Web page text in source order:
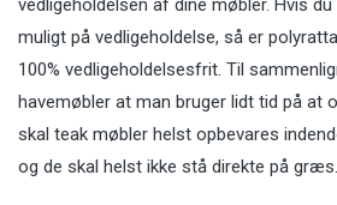
muligt på vedligeholdelse, så er
100% vedligeholdelsesfrit. Til
havemøbler at man bruger lidt tid på at
skal teak møbler helst opbevares
og de skal helst ikke stå direkte på græs.